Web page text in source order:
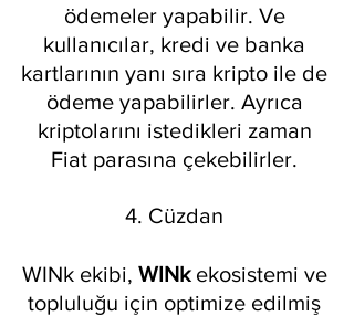
ödemeler yapabilir. Ve
kullanıcılar, kredi ve banka
kartlarının yanı sıra kripto ile de
ödeme yapabilirler. Ayrıca
kriptolarını istedikleri zaman
Fiat parasına çekebilirler.
4. Cüzdan
WINk ekibi, WINk ekosistemi ve
topluluğu için optimize edilmiş